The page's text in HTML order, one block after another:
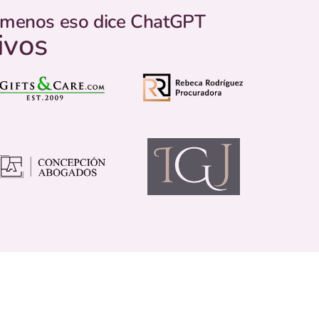
eso dice ChatGPT